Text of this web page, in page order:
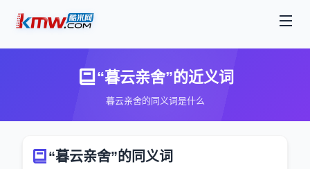
“暮云亲舍”的近义词
暮云亲舍的同义词是什么
“暮云亲舍”的同义词